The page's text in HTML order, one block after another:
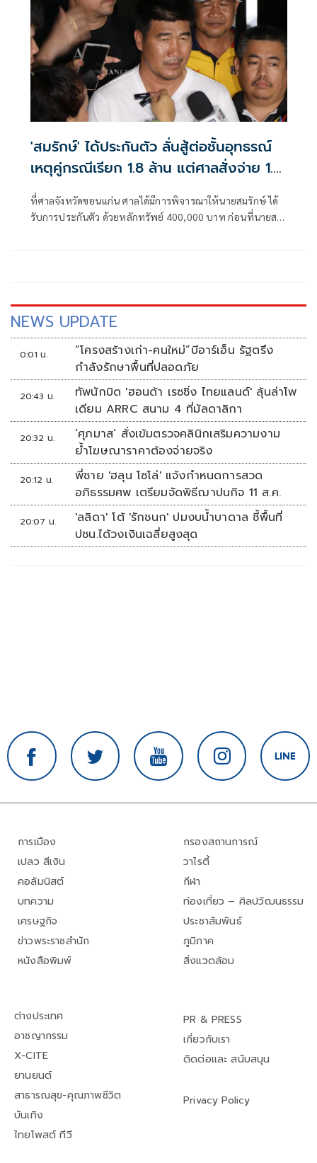
ที่ถนัด แถมยังเข้าถึงเนื้อหาของเพลงแบบสุดๆ ที่บอกเล่าเรื่อง
ราวของตัวละครแคนออกมาในรูปแบบของบทเพลงได้อย่าง
สนุกสนาน
'สมรักษ์' ได้ประกันตัว ลั่นสู้ต่อชั้นอุทธรณ์
เหตุคู่กรณีเรียก 1.8 ล้าน แต่ศาลสั่งจ่าย 1.7
แสน
ที่ศาลจังหวัดขอนแก่น ศาลได้มีการพิจารณาให้นายสมรักษ์ ได้
รับการประกันตัว ด้วยหลักทรัพย์ 400,000 บาท ก่อนที่นายสม
NEWS UPDATE
0:01 น.
“โครงสร้างเก่า-คนใหม่”บีอาร์เอ็น รัฐตรึง
กำลังรักษาพื้นที่ปลอดภัย
20:43 น.
ทัพนักบิด 'ฮอนด้า เรซซิ่ง ไทยแลนด์' ลุ้นล่าโพ
เดียม ARRC สนาม 4 ที่มัลดาลิกา
20:32 น.
‘ศุภมาส’ สั่งเข้มตรวจคลินิกเสริมความงาม
ย้ำโฆษณาราคาต้องจ่ายจริง
20:12 น.
พี่ชาย 'ฮลุน โซโล่' แจ้งกำหนดการสวด
อภิธรรมศพ เตรียมจัดพิธีฌาปนกิจ 11 ส.ค.
20:07 น.
'ลลิดา' โต้ 'รักชนก' ปมงบน้ำบาดาล ชี้พื้นที่
ปชน.ได้วงเงินเฉลี่ยสูงสุด
การเมือง
เปลว สีเงิน
คอลัมนิสต์
บทความ
เศรษฐกิจ
ข่าวพระราชสำนัก
หนังสือพิมพ์
กรองสถานการณ์
วาไรตี้
กีฬา
ท่องเที่ยว – ศิลปวัฒนธรรม
ประชาสัมพันธ์
ภูมิภาค
สิ่งแวดล้อม
ต่างประเทศ
อาชญากรรม
X-CITE
ยานยนต์
สาธารณสุข-คุณภาพชีวิต
บันเทิง
ไทยโพสต์ ทีวี
PR & PRESS
เกี่ยวกับเรา
ติดต่อและ สนับสนุน
Privacy Policy